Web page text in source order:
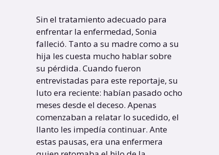
Sin el tratamiento adecuado para
enfrentar la enfermedad, Sonia
falleció. Tanto a su madre como a su
hija les cuesta mucho hablar sobre
su pérdida. Cuando fueron
entrevistadas para este reportaje, su
luto era reciente: habían pasado ocho
meses desde el deceso. Apenas
comenzaban a relatar lo sucedido, el
llanto les impedía continuar. Ante
estas pausas, era una enfermera